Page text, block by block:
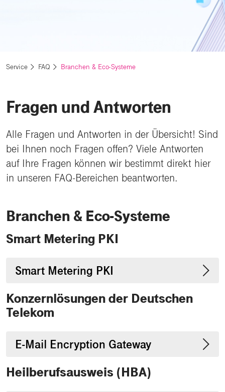
Service FAQ Branchen & Eco-Systeme
Fragen und Antworten
Alle Fragen und Antworten in der Übersicht! Sind
bei Ihnen noch Fragen offen? Viele Antworten
auf Ihre Fragen können wir bestimmt direkt hier
in unseren FAQ-Bereichen beantworten.
Branchen & Eco-Systeme
Smart Metering PKI
Smart Metering PKI
Konzernlösungen der Deutschen
Telekom
E-Mail Encryption Gateway
Heilberufsausweis (HBA)